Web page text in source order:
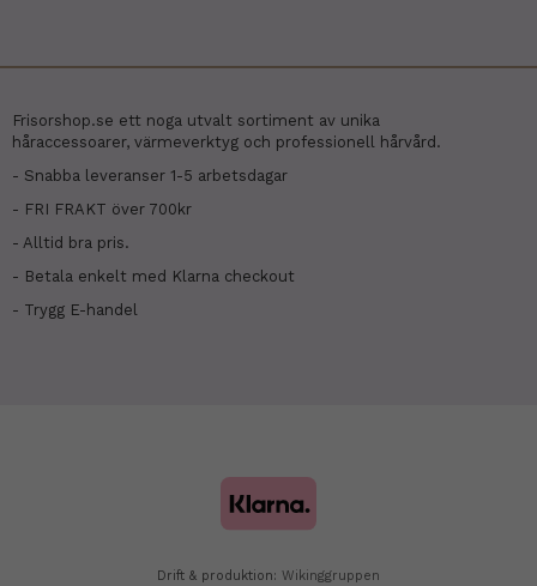
Frisorshop.se ett noga utvalt sortiment av unika
håraccessoarer, värmeverktyg och professionell hårvård.
- Snabba leveranser 1-5 arbetsdagar
- FRI FRAKT över 700kr
- Alltid bra pris.
- Betala enkelt med Klarna checkout
- Trygg E-handel
Drift & produktion: Wikinggruppen